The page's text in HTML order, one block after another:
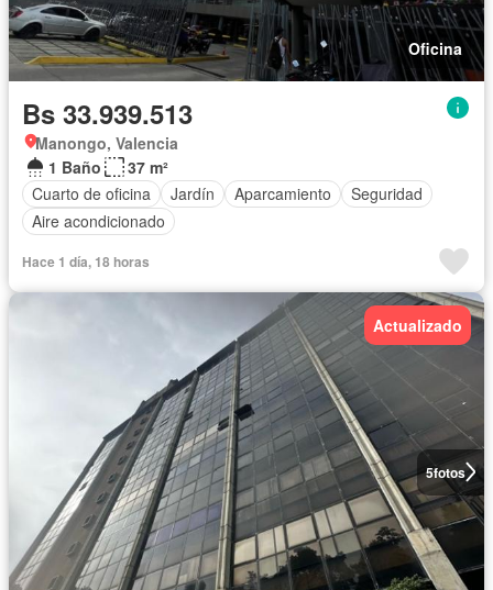
Oficina
Bs 33.939.513
Manongo, Valencia
1 Baño
37 m²
Cuarto de oficina
Jardín Aparcamiento
Seguridad
Aire acondicionado
Hace 1 día, 18 horas
5fotos
Actualizado